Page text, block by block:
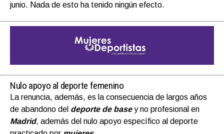
junio. Nada de esto ha tenido ningún efecto.
Nulo apoyo al deporte femenino
La renuncia, además, es la consecuencia de largos años
de abandono del deporte de basey no profesional en
Madrid, además del nulo apoyo específico al deporte